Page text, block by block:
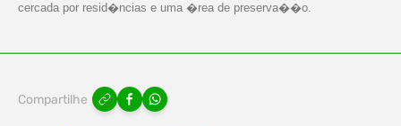
cercada por resid�ncias e uma �rea de preserva��o.
Compartilhe